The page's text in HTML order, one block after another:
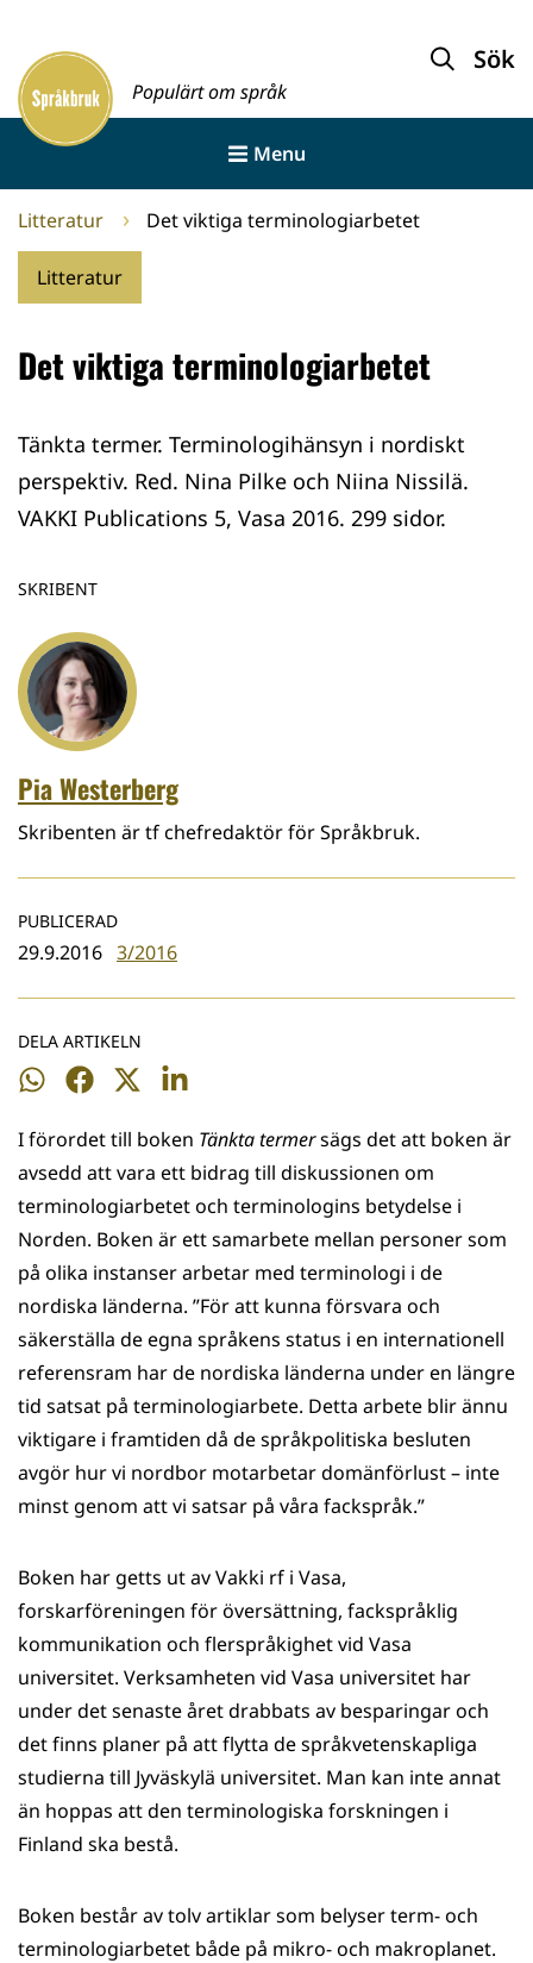
innehållet
Framsida
Populärt om språk
Sök
Menu
Litteratur Det viktiga terminologiarbetet
Litteratur
Det viktiga terminologiarbetet
Tänkta termer. Terminologihänsyn i nordiskt
perspektiv. Red. Nina Pilke och Niina Nissilä.
VAKKI Publications 5, Vasa 2016. 299 sidor.
SKRIBENT
Pia Westerberg
Skribenten är tf chefredaktör för Språkbruk.
PUBLICERAD
29.9.2016 3/2016
DELA ARTIKELN
Dela
WhatsApp
Dela
Facebook
Dela
Twitter
Dela
LinkedIn
I förordet till boken Tänkta termersägs det att boken är
avsedd att vara ett bidrag till diskussionen om
terminologiarbetet och terminologins betydelse i
Norden. Boken är ett samarbete mellan personer som
på olika instanser arbetar med terminologi i de
nordiska länderna. ”För att kunna försvara och
säkerställa de egna språkens status i en internationell
referensram har de nordiska länderna under en längre
tid satsat på terminologiarbete. Detta arbete blir ännu
viktigare i framtiden då de språkpolitiska besluten
avgör hur vi nordbor motarbetar domänförlust – inte
minst genom att vi satsar på våra fackspråk.”
Boken har getts ut av Vakki rf i Vasa,
forskarföreningen för översättning, fackspråklig
kommunikation och flerspråkighet vid Vasa
universitet. Verksamheten vid Vasa universitet har
under det senaste året drabbats av besparingar och
det finns planer på att flytta de språkvetenskapliga
studierna till Jyväskylä universitet. Man kan inte annat
än hoppas att den terminologiska forskningen i
Finland ska bestå.
Boken består av tolv artiklar som belyser term- och
terminologiarbetet både på mikro- och makroplanet.